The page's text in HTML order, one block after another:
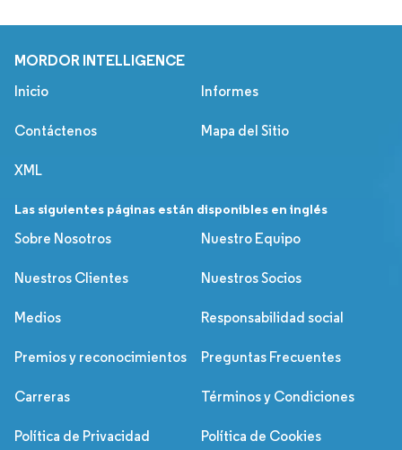
MORDOR INTELLIGENCE
Inicio Informes
Contáctenos Mapa del Sitio
XML
Las siguientes páginas están disponibles en inglés
Sobre Nosotros
Nuestro Equipo
Nuestros Clientes Nuestros Socios
Medios Responsabilidad social
Premios y reconocimientos Preguntas Frecuentes
Carreras Términos y Condiciones
Política de Privacidad Política de Cookies